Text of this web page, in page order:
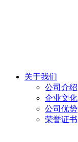
关于我们
公司介绍
企业文化
公司优势
荣誉证书